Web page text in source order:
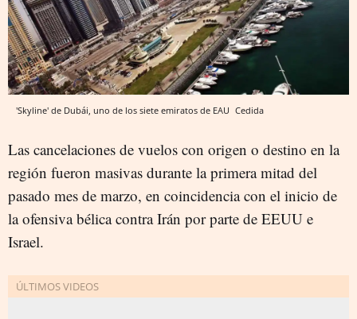
'Skyline' de Dubái, uno de los siete emiratos de EAU Cedida
Las cancelaciones de vuelos con origen o destino en la
región fueron masivas durante la primera mitad del
pasado mes de marzo, en coincidencia con el inicio de
la ofensiva bélica contra Irán por parte de EEUU e
Israel.